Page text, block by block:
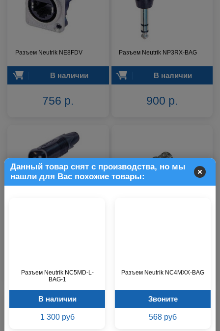
Данный товар снят с производства, но мы
нашли для Вас похожие товары:
Разъем Neutrik NC5MD-L-
BAG-1
В наличии
1 300 руб
Разъем Neutrik NC4MXX-BAG
Звоните
568 руб
Разъем Neutrik NE8FDV
В наличии
756 р.
Разъем Neutrik NP3RX-BAG
В наличии
900 р.